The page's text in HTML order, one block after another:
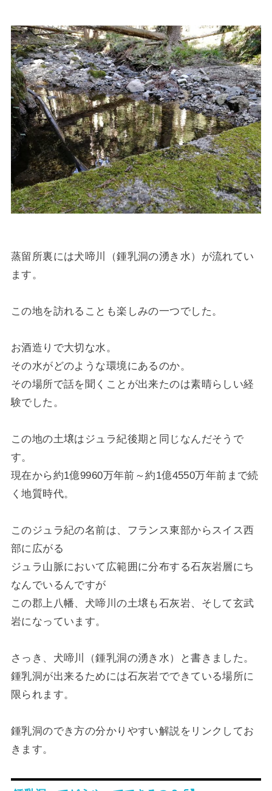
蒸留所裏には犬啼川（鍾乳洞の湧き水）が流れてい
ます。
この地を訪れることも楽しみの一つでした。
お酒造りで大切な水。
その水がどのような環境にあるのか。
その場所で話を聞くことが出来たのは素晴らしい経
験でした。
この地の土壌はジュラ紀後期と同じなんだそうで
す。
現在から約1億9960万年前～約1億4550万年前まで続
く地質時代。
このジュラ紀の名前は、フランス東部からスイス西
部に広がる
ジュラ山脈において広範囲に分布する石灰岩層にち
なんでいるんですが
この郡上八幡、犬啼川の土壌も石灰岩、そして玄武
岩になっています。
さっき、犬啼川（鍾乳洞の湧き水）と書きました。
鍾乳洞が出来るためには石灰岩でできている場所に
限られます。
鍾乳洞のでき方の分かりやすい解説をリンクしてお
きます。